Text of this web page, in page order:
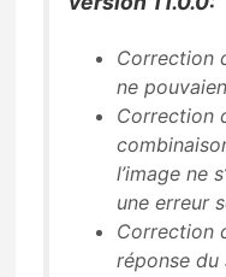
Correction
ne
Correction
l’image ne
une erreur
Correction
réponse